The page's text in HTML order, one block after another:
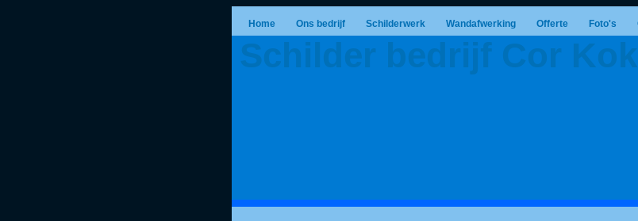
Home Ons bedrijf Schilderwerk Wandafwerking Offerte Foto's
Schilder bedrijf Cor Kok